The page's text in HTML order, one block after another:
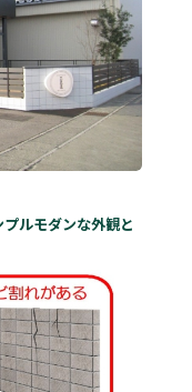
ルモダンな外観と